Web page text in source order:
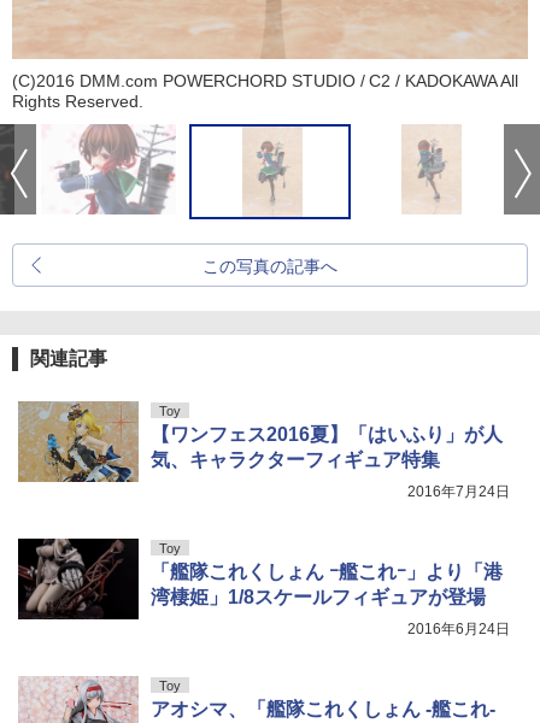
(C)2016 DMM.com POWERCHORD STUDIO / C2 / KADOKAWA All
Rights Reserved.
この写真の記事へ
関連記事
Toy
【ワンフェス2016夏】「はいふり」が人
気、キャラクターフィギュア特集
2016年7月24日
Toy
「艦隊これくしょん ｰ艦これｰ」より「港
湾棲姫」1/8スケールフィギュアが登場
2016年6月24日
Toy
アオシマ、「艦隊これくしょん -艦これ-